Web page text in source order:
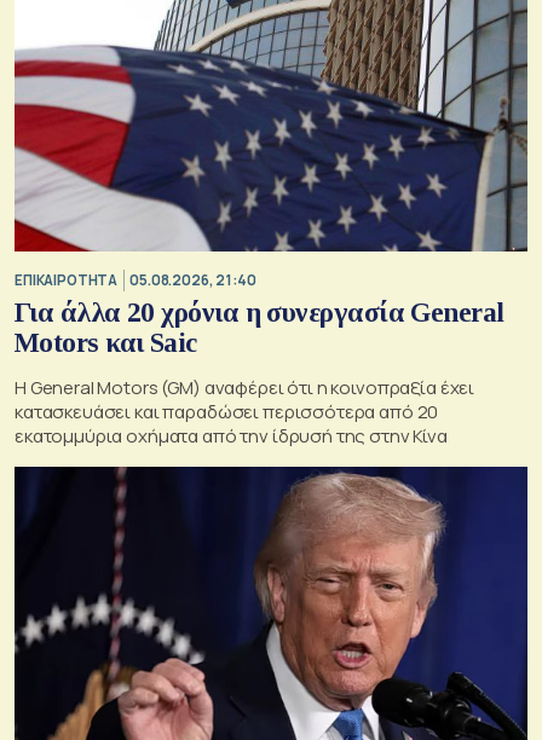
ΕΠΙΚΑΙΡΟΤΗΤΑ 05.08.2026, 21:40
Για άλλα 20 χρόνια η συνεργασία General
Motors και Saic
Η General Motors (GM) αναφέρει ότι η κοινοπραξία έχει
κατασκευάσει και παραδώσει περισσότερα από 20
εκατομμύρια οχήματα από την ίδρυσή της στην Κίνα